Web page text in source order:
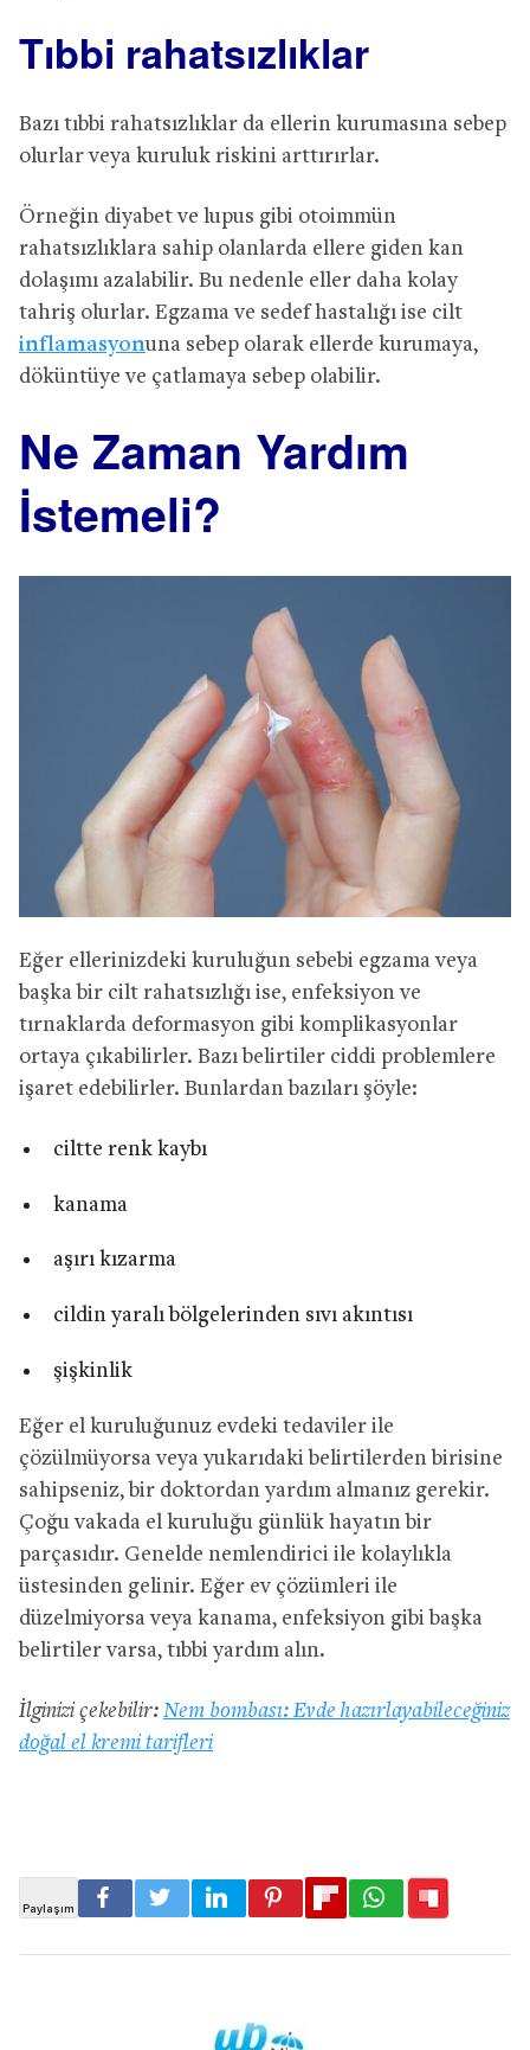
Tıbbi rahatsızlıklar
Bazı tıbbi rahatsızlıklar da ellerin kurumasına sebep
olurlar veya kuruluk riskini arttırırlar.
Örneğin diyabet ve lupus gibi otoimmün
rahatsızlıklara sahip olanlarda ellere giden kan
dolaşımı azalabilir. Bu nedenle eller daha kolay
tahriş olurlar. Egzama ve sedef hastalığı ise cilt
inflamasyonuna sebep olarak ellerde kurumaya,
döküntüye ve çatlamaya sebep olabilir.
Ne Zaman Yardım
İstemeli?
Eğer ellerinizdeki kuruluğun sebebi egzama veya
başka bir cilt rahatsızlığı ise, enfeksiyon ve
tırnaklarda deformasyon gibi komplikasyonlar
ortaya çıkabilirler. Bazı belirtiler ciddi problemlere
işaret edebilirler. Bunlardan bazıları şöyle:
ciltte renk kaybı
kanama
aşırı kızarma
cildin yaralı bölgelerinden sıvı akıntısı
şişkinlik
Eğer el kuruluğunuz evdeki tedaviler ile
çözülmüyorsa veya yukarıdaki belirtilerden birisine
sahipseniz, bir doktordan yardım almanız gerekir.
Çoğu vakada el kuruluğu günlük hayatın bir
parçasıdır. Genelde nemlendirici ile kolaylıkla
üstesinden gelinir. Eğer ev çözümleri ile
düzelmiyorsa veya kanama, enfeksiyon gibi başka
belirtiler varsa, tıbbi yardım alın.
İlginizi çekebilir: Nem bombası: Evde hazırlayabileceğiniz
doğal el kremi tarifleri